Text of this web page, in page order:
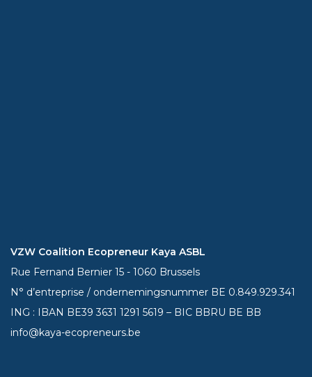
VZW Coalition Ecopreneur Kaya ASBL
Rue Fernand Bernier 15 - 1060 Brussels
N° d’entreprise / ondernemingsnummer BE 0.849.929.341
ING : IBAN BE393631 1291 5619 – BIC BBRU BE BB
info@kaya-ecopreneurs.be